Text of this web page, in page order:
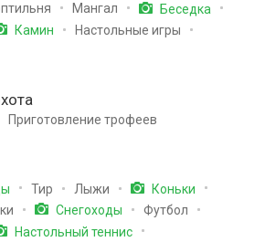
Мангал
Беседка
Камин
Настольные игры
Приготовление трофеев
Тир Лыжи
Коньки
Снегоходы
Футбол
Настольный теннис